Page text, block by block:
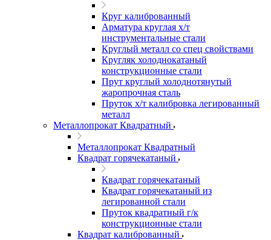
Круг калиброванный
Арматура круглая х/т
инструментальные стали
Круглый металл со спец свойствами
Кругляк холоднокатаный
конструкционные стали
Прут круглый холоднотянутый
жаропрочная сталь
Пруток х/т калибровка легированный
металл
Металлопрокат Квадратный
Металлопрокат Квадратный
Квадрат горячекатаный
Квадрат горячекатаный
Квадрат горячекатаный из
легированной стали
Пруток квадратный г/к
конструкционные стали
Квадрат калиброванный